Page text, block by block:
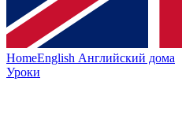
HomeEnglish Английский дома
Уроки